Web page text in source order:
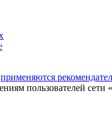
применяются
пользователей